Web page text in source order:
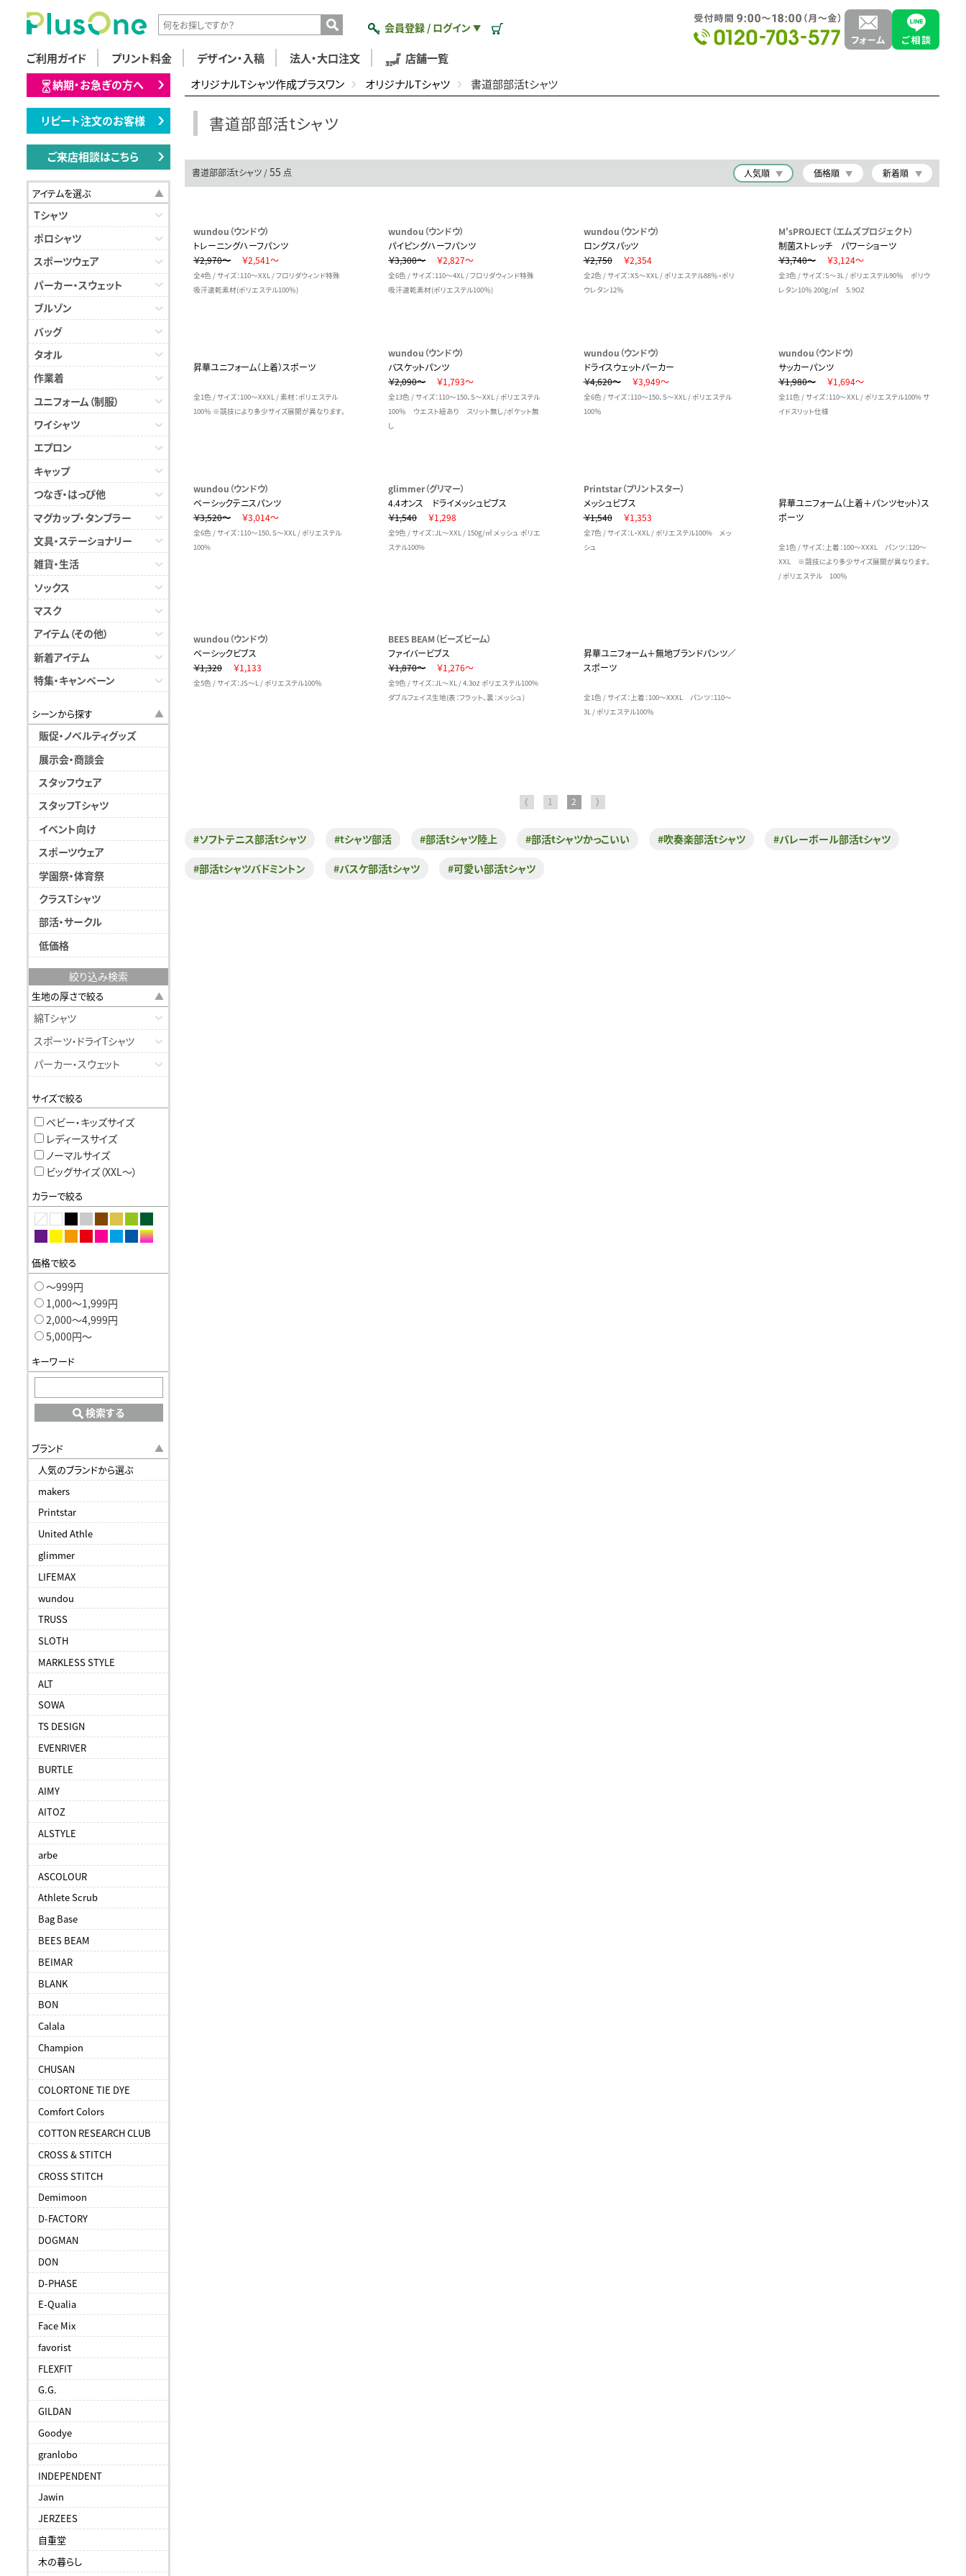
会員登録 / ログイン ▼
ご利用ガイド プリント料金 デザイン・入稿 法人・大口注文
店舗一覧
納期・お急ぎの方へ
リピート注文のお客様
ご来店相談はこちら
アイテムを選ぶ
Tシャツ
ポロシャツ
スポーツウェア
パーカー・スウェット
ブルゾン
バッグ
タオル
作業着
ユニフォーム（制服）
ワイシャツ
エプロン
キャップ
つなぎ・はっぴ他
マグカップ・タンブラー
文具・ステーショナリー
雑貨・生活
ソックス
マスク
アイテム（その他）
新着アイテム
特集・キャンペーン
シーンから探す
販促・ノベルティグッズ
展示会・商談会
スタッフウェア
スタッフTシャツ
イベント向け
スポーツウェア
学園祭・体育祭
クラスTシャツ
部活・サークル
低価格
絞り込み検索
生地の厚さで絞る
綿Tシャツ
スポーツ・ドライTシャツ
パーカー・スウェット
サイズで絞る
ベビー・キッズサイズ
レディースサイズ
ノーマルサイズ
ビッグサイズ（XXL〜）
カラーで絞る
価格で絞る
〜999円
1,000〜1,999円
2,000〜4,999円
5,000円〜
キーワード
検索する
ブランド
人気のブランドから選ぶ
makers
Printstar
United Athle
glimmer
LIFEMAX
wundou
TRUSS
SLOTH
MARKLESS STYLE
ALT
SOWA
TS DESIGN
EVENRIVER
BURTLE
AIMY
AITOZ
ALSTYLE
arbe
ASCOLOUR
Athlete Scrub
Bag Base
BEES BEAM
BEIMAR
BLANK
BON
Calala
Champion
CHUSAN
COLORTONE TIE DYE
Comfort Colors
COTTON RESEARCH CLUB
CROSS & STITCH
CROSS STITCH
Demimoon
D-FACTORY
DOGMAN
DON
D-PHASE
E-Qualia
Face Mix
favorist
FLEXFIT
G.G.
GILDAN
Goodye
granlobo
INDEPENDENT
Jawin
JERZEES
自重堂
木の暮らし
オリジナルTシャツ作成プラスワン オリジナルTシャツ 書道部部活tシャツ
書道部部活tシャツ
書道部部活tシャツ /55 点 人気順 価格順 新着順
wundou（ウンドウ）
トレーニングハーフパンツ
￥2,970～
￥2,541～
全4色 / サイズ：110～XXL / フロリダウィンド特殊
吸汗速乾素材(ポリエステル100％)
wundou（ウンドウ）
パイピングハーフパンツ
￥3,300～
￥2,827～
全6色 / サイズ：110～4XL / フロリダウィンド特殊
吸汗速乾素材(ポリエステル100％)
wundou（ウンドウ）
ロングスパッツ
￥2,750
￥2,354
全2色 / サイズ：XS～XXL / ポリエステル88％・ポリ
ウレタン12％
M'sPROJECT（エムズプロジェクト）
制菌ストレッチ パワーショーツ
￥3,740～
￥3,124～
全3色 / サイズ：S～3L / ポリエステル90％ ポリウ
レタン10％ 200g/㎡ 5.9OZ
昇華ユニフォーム（上着）スポーツ
全1色 / サイズ：100～XXXL / 素材：ポリエステル
100％ ※競技により多少サイズ展開が異なります。
wundou（ウンドウ）
バスケットパンツ
￥2,090～
￥1,793～
全13色 / サイズ：110～150、S～XXL / ポリエステル
100％ ウエスト紐あり スリット無し/ポケット無
し
wundou（ウンドウ）
ドライスウェットパーカー
￥4,620～
￥3,949～
全6色 / サイズ：110～150、S～XXL / ポリエステル
100％
wundou（ウンドウ）
サッカーパンツ
￥1,980～
￥1,694～
全11色 / サイズ：110～XXL / ポリエステル100% サ
イドスリット仕様
wundou（ウンドウ）
ベーシックテニスパンツ
￥3,520～
￥3,014～
全6色 / サイズ：110～150、S～XXL / ポリエステル
100%
glimmer（グリマー）
4.4オンス ドライメッシュビブス
￥1,540
￥1,298
全9色 / サイズ：JL～XXL / 150g/㎡ メッシュ ポリエ
ステル100%
Printstar（プリントスター）
メッシュビブス
￥1,540
￥1,353
全7色 / サイズ：L・XXL / ポリエステル100% メッ
シュ
昇華ユニフォーム（上着＋パンツセット）ス
ポーツ
全1色 / サイズ：上着：100～XXXL パンツ：120～
XXL ※競技により多少サイズ展開が異なります。
/ ポリエステル 100％
wundou（ウンドウ）
ベーシックビブス
￥1,320
￥1,133
全5色 / サイズ：JS～L / ポリエステル100％
BEES BEAM（ビーズビーム）
ファイバービブス
￥1,870～
￥1,276～
全9色 / サイズ：JL～XL / 4.3oz ポリエステル100%
ダブルフェイス生地(表：フラット、裏：メッシュ)
昇華ユニフォーム＋無地ブランドパンツ／
スポーツ
全1色 / サイズ：上着：100～XXXL パンツ：110～
3L / ポリエステル100％
⟨ 1 2 ⟩
#ソフトテニス部活tシャツ #tシャツ部活 #部活tシャツ陸上 #部活tシャツかっこいい #吹奏楽部活tシャツ #バレーボール部活tシャツ
#部活tシャツバドミントン #バスケ部活tシャツ #可愛い部活tシャツ